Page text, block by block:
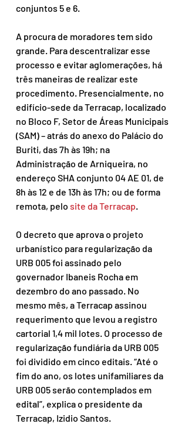
conjuntos 5 e 6.
A procura de moradores tem sido
grande. Para descentralizar esse
processo e evitar aglomerações, há
três maneiras de realizar este
procedimento. Presencialmente, no
edifício-sede da Terracap, localizado
no Bloco F, Setor de Áreas Municipais
(SAM) – atrás do anexo do Palácio do
Buriti, das 7h às 19h; na
Administração de Arniqueira, no
endereço SHA conjunto 04 AE 01, de
8h às 12 e de 13h às 17h; ou de forma
remota, pelo site da Terracap.
O decreto que aprova o projeto
urbanístico para regularização da
URB 005 foi assinado pelo
governador Ibaneis Rocha em
dezembro do ano passado. No
mesmo mês, a Terracap assinou
requerimento que levou a registro
cartorial 1,4 mil lotes. O processo de
regularização fundiária da URB 005
foi dividido em cinco editais. “Até o
fim do ano, os lotes unifamiliares da
URB 005 serão contemplados em
edital”, explica o presidente da
Terracap, Izidio Santos.